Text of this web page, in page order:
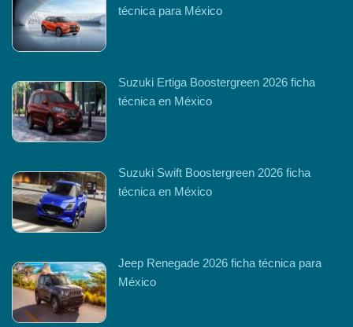
técnica para México
Suzuki Ertiga Boostergreen 2026 ficha
técnica en México
Suzuki Swift Boostergreen 2026 ficha
técnica en México
Jeep Renegade 2026 ficha técnica para
México